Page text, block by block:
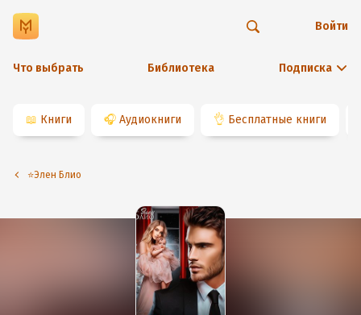
Что выбрать Библиотека Подписка
Войти
📖 Книги 🎧 Аудиокниги 👌 Бесплатные книги
⭐️Элен Блио